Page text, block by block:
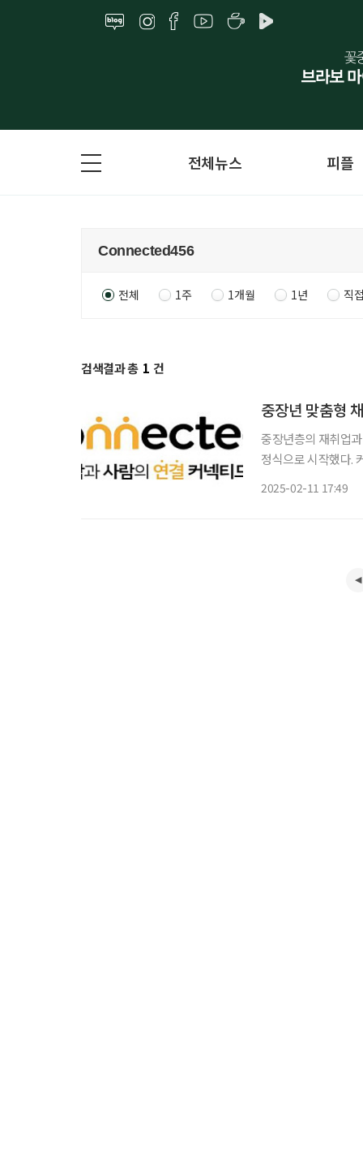
전체뉴스 피플
전체 1주 1개월 1년 직
검색결과 총 1 건
중장년 맞춤형
중장년층의 재취업
정식으로 시작했다.
2025-02-11 17:49